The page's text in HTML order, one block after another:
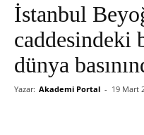
İstanbul
caddesindeki
dünya
Yazar: Akademi Portal - 19 Mart